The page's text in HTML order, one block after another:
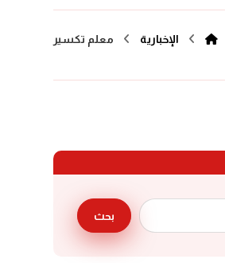
الإخبارية معلم تكسير
بحث